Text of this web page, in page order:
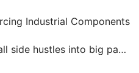
Industrial Components
hustles into big payouts